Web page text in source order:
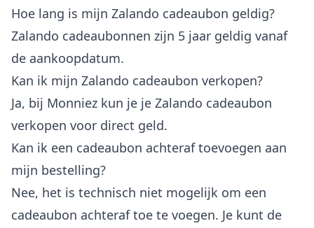
Hoe lang is mijn Zalando cadeaubon geldig?
Zalando cadeaubonnen zijn 5 jaar geldig vanaf
de aankoopdatum.
Kan ik mijn Zalando cadeaubon verkopen?
Ja, bij Monniez kun je je Zalando cadeaubon
verkopen voor direct geld.
Kan ik een cadeaubon achteraf toevoegen aan
mijn bestelling?
Nee, het is technisch niet mogelijk om een
cadeaubon achteraf toe te voegen. Je kunt de